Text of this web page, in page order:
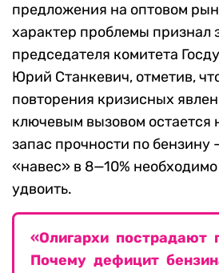
предложения на оптовом
характер проблемы признал
председателя комитета
Юрий Станкевич, отметив,
повторения кризисных
ключевым вызовом остается
запас прочности по
«навес» в 8—10%
удвоить.
«Олигархи пострадают
Почему дефицит